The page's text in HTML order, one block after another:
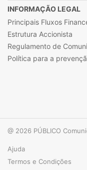
INFORMAÇÃO LEGAL
Principais Fluxos
Estrutura Accionista
Regulamento de
Política para a
@ 2026 PÚBLICO
Ajuda
Termos e Condições